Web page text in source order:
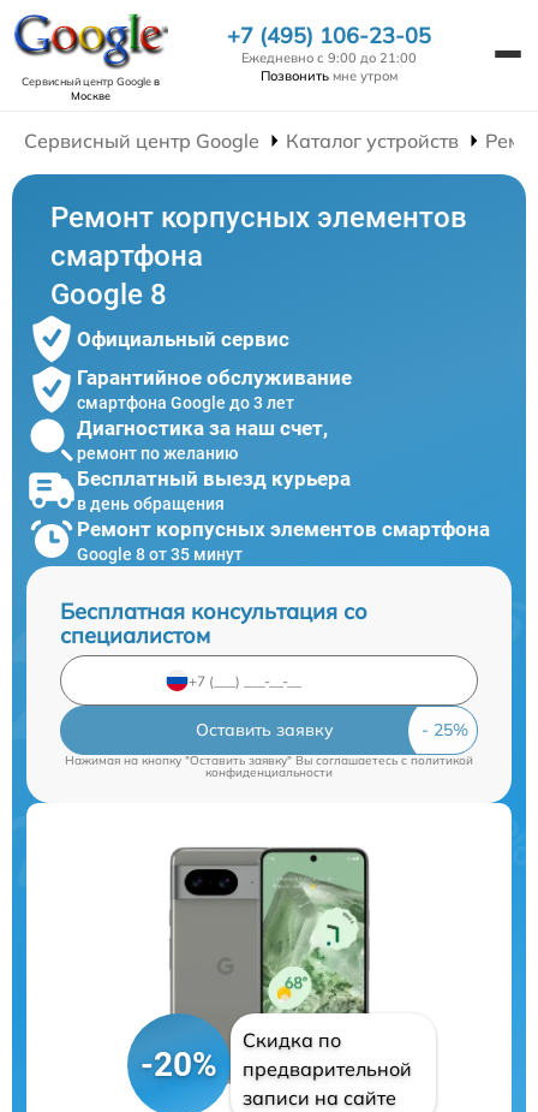
Сервисный центр Googleв
Москве
+7 (495) 106-23-05
Ежедневно с 9:00 до 21:00
Позвонить мне утром
Сервисный центр Google Каталог устройств
Ремонт корпусных элементов
смартфона
Google 8
Официальный сервис
Гарантийное обслуживание
смартфона Google до 3 лет
Диагностика за наш счет,
ремонт по желанию
Бесплатный выезд курьера
в день обращения
Ремонт корпусных элементов смартфона
Google 8 от 35 минут
Бесплатная консультация со
специалистом
Оставить заявку
Нажимая на кнопку "Оставить заявку" Вы соглашаетесь c политикой
конфиденциальности
-20%
Скидка по
предварительной
записи на сайте